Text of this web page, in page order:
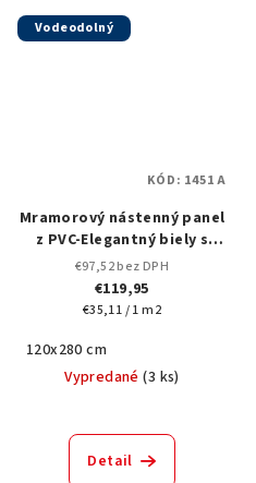
Vodeodolný
Mramorový nástenný panel
z PVC-Elegantný biely s
výraznými sivými a
zlatohnedými
žilkami,-1451A-120x280 cm
€97,52 bez DPH
€119,95
Jednotková
€35,11 / 1 m2
120x280 cm
Vypredané(3 ks)
Detail
KÓD: 1451 A